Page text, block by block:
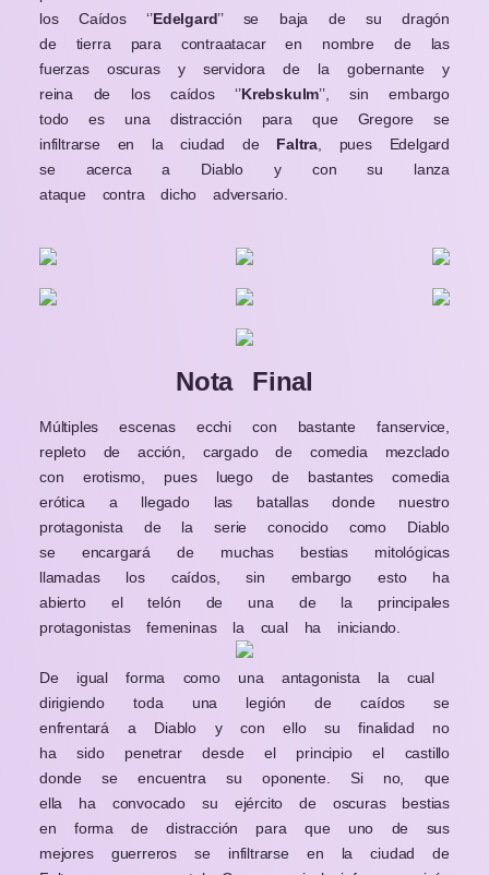
los
Caídos‘’Edelgard’’ se baja de su
dragón
de
tierra para contraatacaren nombre de las
fuerzasoscuras y servidorade la gobernante y
reina de los caídos‘’Krebskulm’’, sin embargo
todo es una distracción para que Gregorese
infiltrarseen laciudad de Faltra , pues Edelgard
se acerca a Diablo y con su lanza
ataque contra dicho adversario.
Nota Final
Múltiples escenas ecchi con bastante fanservice,
repleto de acción, cargado de comedia mezclado
con erotismo, pues luego de bastantes comedia
erótica a llegado las batallas donde nuestro
protagonista de la serie conocido como Diablo
se encargará de muchas bestias mitológicas
llamadas los caídos, sin embargo esto ha
abierto el telón de una de la principales
protagonistas femeninas la cual ha iniciando.
De igual forma como una antagonista la cual
dirigiendo toda una legión de caídos se
enfrentará a Diablo y con ello su finalidad no
ha sido penetrar desde el principio el castillo
donde se encuentra su oponente. Si no, que
ella ha convocado su ejército de oscuras bestias
en forma de distracción para que uno de sus
mejores guerreros se infiltrarse en la ciudad de